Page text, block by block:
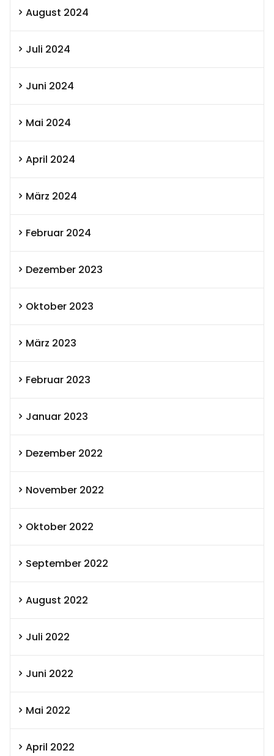
August 2024
Juli 2024
Juni 2024
Mai 2024
April 2024
März 2024
Februar 2024
Dezember 2023
Oktober 2023
März 2023
Februar 2023
Januar 2023
Dezember 2022
November 2022
Oktober 2022
September 2022
August 2022
Juli 2022
Juni 2022
Mai 2022
April 2022